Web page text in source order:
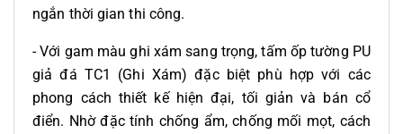
ngắn thời gian thi công.
- Với gam màu ghi xám sang trọng, tấm ốp tường PU
giả đá TC1 (Ghi Xám) đặc biệt phù hợp với các
phong cách thiết kế hiện đại, tối giản và bán cổ
điển. Nhờ đặc tính chống ẩm, chống mối mọt, cách